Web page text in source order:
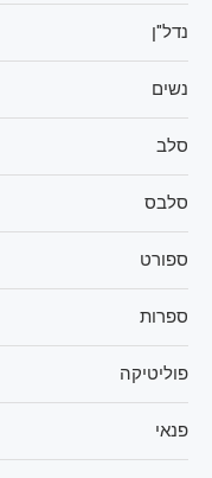
נדל"ן
נשים
סלב
סלבס
ספורט
ספרות
פוליטיקה
פנאי